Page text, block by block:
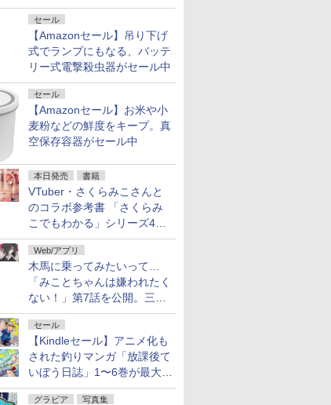
のギフトに最適！
セール
【Amazonセール】吊り下げ
式でランプにもなる、バッテ
リー式電撃殺虫器がセール中
セール
【Amazonセール】お米や小
麦粉などの鮮度をキープ。真
空保存容器がセール中
本日発売 書籍
VTuber・さくらみこさんと
のコラボ参考書 「さくらみ
こでもわかる」シリーズ4冊
が本日発売！
Web/アプリ
木馬に乗ってみたいって…
「みことちゃんは嫌われたく
ない！」第7話を公開。三角
じゃない方か
セール
【Kindleセール】アニメ化も
された釣りマンガ「放課後て
いぼう日誌」1〜6巻が最大
50％オフのセール中！
グラビア 写真集